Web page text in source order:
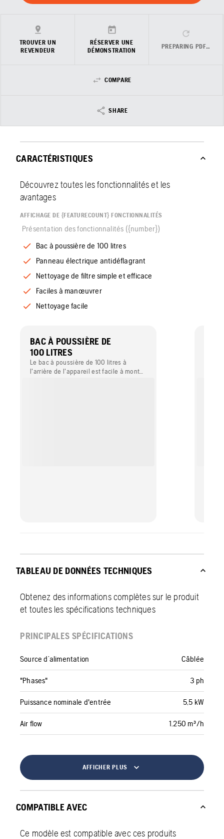
TROUVER UN
REVENDEUR
RÉSERVER UNE
DÉMONSTRATION
PREPARING PDF…
COMPARE
SHARE
CARACTÉRISTIQUES
Découvrez toutes les fonctionnalités et les
avantages
AFFICHAGE DE {FEATURECOUNT} FONCTIONNALITÉS
Présentation des fonctionnalités ({number})
Bac à poussière de 100 litres
Panneau électrique antidéflagrant
Nettoyage de filtre simple et efficace
Faciles à manœuvrer
Nettoyage facile
BAC À POUSSIÈRE DE
100 LITRES
Le bac à poussière de 100 litres à
l'arrière de l'appareil est facile à monter
TABLEAU DE DONNÉES TECHNIQUES
Obtenez des informations complètes sur le produit
et toutes les spécifications techniques
PRINCIPALES SPÉCIFICATIONS
Source d’alimentation Câblée
"Phases" 3 ph
Puissance nominale d'entrée 5,5 kW
Air flow 1.250 m³/h
AFFICHER PLUS
COMPATIBLE AVEC
Ce modèle est compatible avec ces produits